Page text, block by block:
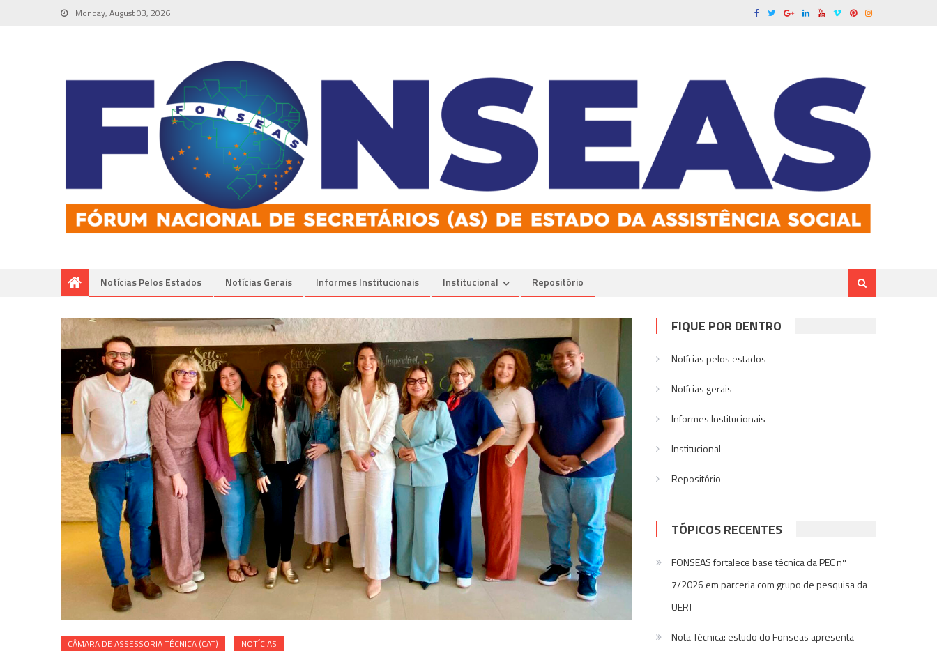
Monday, August 03, 2026
Notícias Pelos Estados Notí­cias Gerais Informes Institucionais Institucional Repositório
CÂMARA DE ASSESSORIA TÉCNICA (CAT) NOTÍCIAS
FIQUE POR DENTRO
Notícias pelos estados
Notí­cias gerais
Informes Institucionais
Institucional
Repositório
TÓPICOS RECENTES
FONSEAS fortalece base técnica da PEC nº
7/2026 em parceria com grupo de pesquisa da
UERJ
Nota Técnica: estudo do Fonseas apresenta